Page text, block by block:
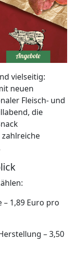
vielseitig:
neuen
Fleisch- und
die
1,89 Euro pro
– 3,50